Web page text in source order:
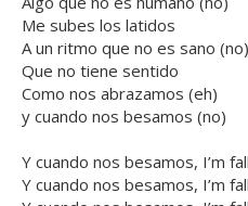
Me subes los latidos
A un ritmo que no es sano (no)
Que no tiene sentido
Como nos abrazamos (eh)
y cuando nos besamos (no)
Y cuando nos besamos, I’m
Y cuando nos besamos, I’m